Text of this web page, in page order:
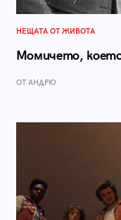
НЕЩАТА ОТ ЖИВОТА
Момичето, което
ОТ АНДРЮ